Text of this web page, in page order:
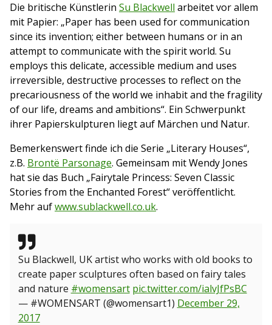
Die britische Künstlerin Su Blackwell arbeitet vor allem
mit Papier: „Paper has been used for communication
since its invention; either between humans or in an
attempt to communicate with the spirit world. Su
employs this delicate, accessible medium and uses
irreversible, destructive processes to reflect on the
precariousness of the world we inhabit and the fragility
of our life, dreams and ambitions“. Ein Schwerpunkt
ihrer Papierskulpturen liegt auf Märchen und Natur.
Bemerkenswert finde ich die Serie „Literary Houses“,
z.B. Brontë Parsonage. Gemeinsam mit Wendy Jones
hat sie das Buch „Fairytale Princess: Seven Classic
Stories from the Enchanted Forest“ veröffentlicht.
Mehr aufwww.sublackwell.co.uk.
Su Blackwell, UK artist who works with old books to
create paper sculptures often based on fairy tales
and nature #womensart pic.twitter.com/ialvJfPsBC
— #WOMENSART (@womensart1) December 29,
2017